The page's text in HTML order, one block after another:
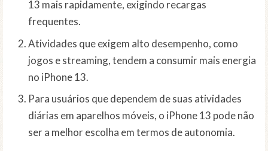
13 mais rapidamente, exigindo recargas
frequentes.
Atividades que exigem alto desempenho, como
jogos e streaming, tendem a consumir mais energia
no iPhone 13.
Para usuários que dependem de suas atividades
diárias em aparelhos móveis, o iPhone 13 pode não
ser a melhor escolha em termos de autonomia.